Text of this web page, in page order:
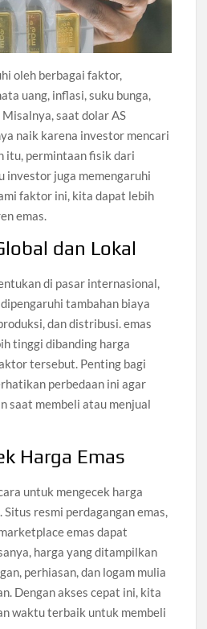
oleh berbagai faktor,
uang, inflasi, suku bunga,
saat dolar AS
naik karena investor mencari
itu, permintaan fisik dari
investor juga memengaruhi
faktor ini, kita dapat lebih
emas.
dan Lokal
di pasar internasional,
tambahan biaya
dan distribusi. emas
tinggi dibanding harga
tersebut. Penting bagi
perbedaan ini agar
saat membeli atau menjual
Harga Emas
untuk mengecek harga
resmi perdagangan emas,
emas dapat
harga yang ditampilkan
perhiasan, dan logam mulia
Dengan akses cepat ini, kita
waktu terbaik untuk membeli